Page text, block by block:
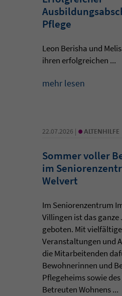
Pflege
Leon Berisha und
ihren erfolgreichen ...
mehr lesen
22.07.2026 | • ALTENHILFE
Sommer voller
im
Welvert
Im Seniorenzentrum
Villingen ist das
geboten. Mit
Veranstaltungen und
die Mitarbeitenden
Bewohnerinnen und
Pflegeheims sowie
Betreuten Wohnens ...